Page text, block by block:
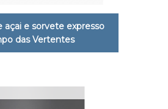
açai e sorvete expresso
das Vertentes